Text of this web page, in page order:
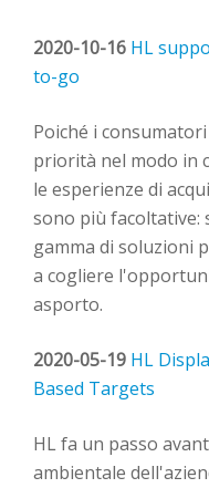
2020-10-16 HL
to-go
Poiché i
priorità nel modo in
le esperienze di
sono più facoltative:
gamma di soluzioni
a cogliere
asporto.
2020-05-19 HL
Based Targets
HLfa un passo
ambientale